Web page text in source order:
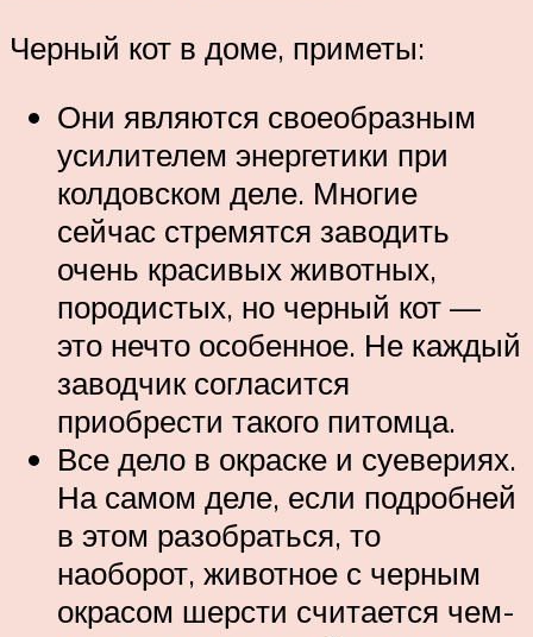
Черный кот в доме, приметы:
Они являются своеобразным
усилителем энергетики при
колдовском деле. Многие
сейчас стремятся заводить
очень красивых животных,
породистых, но черный кот —
это нечто особенное. Не каждый
заводчик согласится
приобрести такого питомца.
Все дело в окраске и суевериях.
На самом деле, если подробней
в этом разобраться, то
наоборот, животное с черным
окрасом шерсти считается чем-